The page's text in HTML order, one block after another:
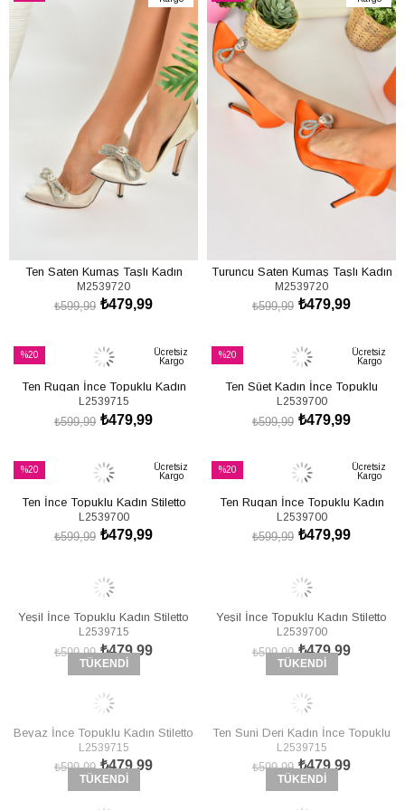
Ten Saten Kumaş Taşlı Kadın
Stiletto M253972004
M2539720
₺479,99
₺599,99
İndirim
%20İndirim
Turuncu Saten Kumaş Taşlı Kadın
Stiletto M253972004
M2539720
₺479,99
₺599,99
%20
%20İndirim
Ücretsiz
Kargo
Ten Rugan İnce Topuklu Kadın
Stiletto L253971508
L2539715
₺479,99
₺599,99
%20
%20İndirim
Ücretsiz
Kargo
Ten Süet Kadın İnce Topuklu
Stiletto L253970002
L2539700
₺479,99
₺599,99
%20
%20İndirim
Ücretsiz
Kargo
Ten İnce Topuklu Kadın Stiletto
L253970009
L2539700
₺479,99
₺599,99
%20
%20İndirim
Ücretsiz
Kargo
Ten Rugan İnce Topuklu Kadın
Stiletto L253970008
L2539700
₺479,99
₺599,99
TÜKENDI
Yeşil İnce Topuklu Kadın Stiletto
L253971509
L2539715
₺479,99
₺599,99
TÜKENDI
Yeşil İnce Topuklu Kadın Stiletto
L253970009
L2539700
₺479,99
₺599,99
TÜKENDI
Beyaz İnce Topuklu Kadın Stiletto
L253971509
L2539715
₺479,99
₺599,99
TÜKENDI
Ten Suni Deri Kadın İnce Topuklu
Stiletto L253971509
L2539715
₺479,99
₺599,99